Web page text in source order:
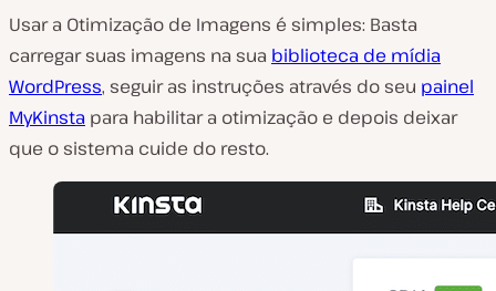
Usar a Otimização de Imagens é simples: Basta
carregar suas imagens na sua biblioteca de mídia
WordPress, seguir as instruções através do seu painel
MyKinsta para habilitar a otimização e depois deixar
que o sistema cuide do resto.